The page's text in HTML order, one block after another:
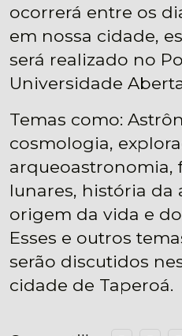
ocorrerá entre os
em nossa cidade,
será realizado no
Universidade
Temas como:
cosmologia,
arqueoastronomia,
lunares, história da
origem da vida e
Esses e outros
serão discutidos
cidade de Taperoá.